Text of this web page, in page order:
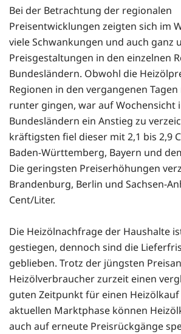
Bei der Betrachtung der regionalen
Preisentwicklungen zeigten sich im
viele Schwankungen und auch ganz
Preisgestaltungen in den einzelnen
Bundesländern. Obwohl die
Regionen in den vergangenen
runter gingen, war auf Wochensicht
Bundesländern ein Anstieg zu
kräftigsten fiel dieser mit 2,1 bis 2,9
Baden-Württemberg, Bayern und
Die geringsten Preiserhöhungen
Brandenburg, Berlin und Sachsen-
Cent/Liter.
Die Heizölnachfrage der Haushalte
gestiegen, dennoch sind die
geblieben. Trotz der jüngsten
Heizölverbraucher zurzeit einen
guten Zeitpunkt für einen Heizölkauf
aktuellen Marktphase können
auch auf erneute Preisrückgänge